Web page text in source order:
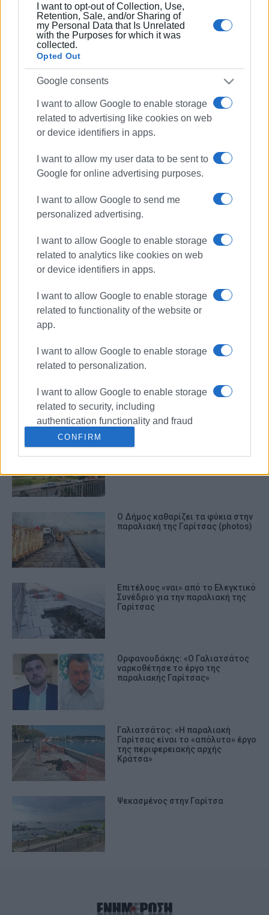
I want to opt-out of Collection, Use,
Retention, Sale, and/or Sharing of
my Personal Data that Is Unrelated
with the Purposes for which it was
collected.
Opted Out
Google consents
I want to allow Google to enable storage
related to advertising like cookies on web
or device identifiers in apps.
I want to allow my user data to be sent to
Google for online advertising purposes.
I want to allow Google to send me
personalized advertising.
I want to allow Google to enable storage
related to analytics like cookies on web
or device identifiers in apps.
I want to allow Google to enable storage
related to functionality of the website or
app.
I want to allow Google to enable storage
related to personalization.
I want to allow Google to enable storage
related to security, including
authentication functionality and fraud
prevention, and other user protection.
CONFIRM
Γαρίτσα Τουριστικά λεωφορεία
ΣΧΕΤΙΚA AΡΘΡΑ
Σωματείο Ιδιοκτητών
Τουριστικών Λεωφορείων: «Στο
Αντιπαράθεση για το μέλλον του
κόλπου στο Δημοτικό Συμβούλιο
Σε ισχύ από σήμερα η
αντιδρόμηση της οδού Αλκιβιάδη
Ο Δήμος καθαρίζει τα φύκια στην
παραλιακή της Γαρίτσας (photos)
Επιτέλους «ναι» από το Ελεγκτικό
Συνέδριο για την παραλιακή της
Γαρίτσας
Ορφανουδάκης: «Ο Γαλιατσάτος
ναρκοθέτησε το έργο της
παραλιακής Γαρίτσας»
Γαλιατσάτος: «Η παραλιακή
Γαρίτσας είναι το «απόλυτο» έργο
της περιφερειακής αρχής
Κράτσα»
Ψεκασμένος στην Γαρίτσα